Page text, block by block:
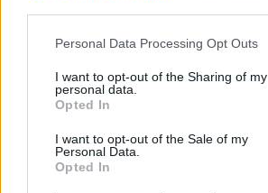
Personal Data Processing Opt Outs
I want to opt-out of the Sharing of my
personal data.
Opted In
I want to opt-out of the Sale of my
Personal Data.
Opted In